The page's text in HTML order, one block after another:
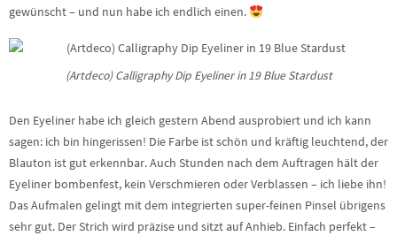
gewünscht – und nun habe ich endlich einen.
(Artdeco) Calligraphy Dip Eyeliner in 19 Blue Stardust
Den Eyeliner habe ich gleich gestern Abend ausprobiert und ich kann
sagen: ich bin hingerissen! Die Farbe ist schön und kräftig leuchtend, der
Blauton ist gut erkennbar. Auch Stunden nach dem Auftragen hält der
Eyeliner bombenfest, kein Verschmieren oder Verblassen – ich liebe ihn!
Das Aufmalen gelingt mit dem integrierten super-feinen Pinsel übrigens
sehr gut. Der Strich wird präzise und sitzt auf Anhieb. Einfach perfekt –